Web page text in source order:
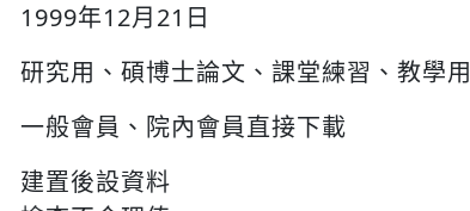
1999年12月21日
研究用、碩博士論文、課堂練習、教學用
一般會員、院內會員直接下載
建置後設資料